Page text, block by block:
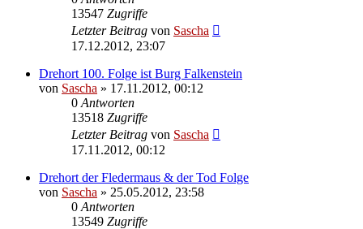
13547 Zugriffe
Letzter Beitrag von Sascha
17.12.2012, 23:07
Drehort 100. Folge ist Burg Falkenstein
von Sascha » 17.11.2012, 00:12
0 Antworten
13518 Zugriffe
Letzter Beitrag von Sascha
17.11.2012, 00:12
Drehort der Fledermaus & der Tod Folge
von Sascha » 25.05.2012, 23:58
0 Antworten
13549 Zugriffe